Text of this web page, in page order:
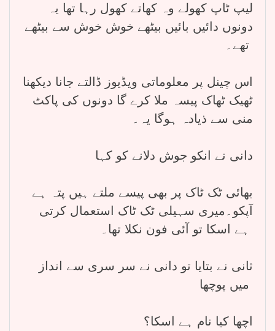
لیپ ٹاپ کھولے وہ کھاتے کھول رہا تھا یہ
دونوں دائیں بائیں بیٹھے خوش خوش سے بیٹھے
اس چینل پر معلوماتی ویڈیوز ڈالتے جانا دیکھنا
ٹھیک ٹھاک پیسہ ملا کرے گا دونوں کی پاکٹ
منی سے ذیادہ ہوگا یہ۔
دانی نے انکو جوش دلانے کو کہا
بھائی ٹک ٹاک پر بھی پیسے ملتے ہیں پتہ ہے
آپکو۔میری سہیلی ٹک ٹاک استعمال کرتی
ثانی نے بتایا تو دانی نے سر سری سے انداز
اچھا کیا نام ہے اسکا؟